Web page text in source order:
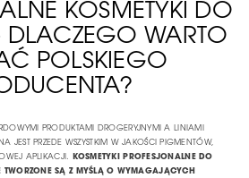
KOSMETYKI DO
DLACZEGO WARTO
POLSKIEGO
PRODUKTAMI DROGERYJNYMI A LINIAMI
JEST PRZEDE WSZYSTKIM W JAKOŚCI PIGMENTÓW,
APLIKACJI.
KOSMETYKI PROFESJONALNE DO
TWORZONE SĄ Z MYŚLĄ O WYMAGAJĄCYCH